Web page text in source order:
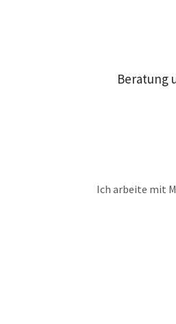
Beratung
Ich arbeite mit